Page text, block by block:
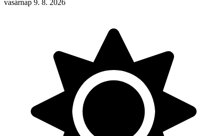
vasárnap 9. 8. 2026